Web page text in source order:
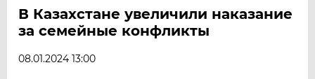
В Казахстане увеличили наказание
за семейные конфликты
08.01.2024 13:00